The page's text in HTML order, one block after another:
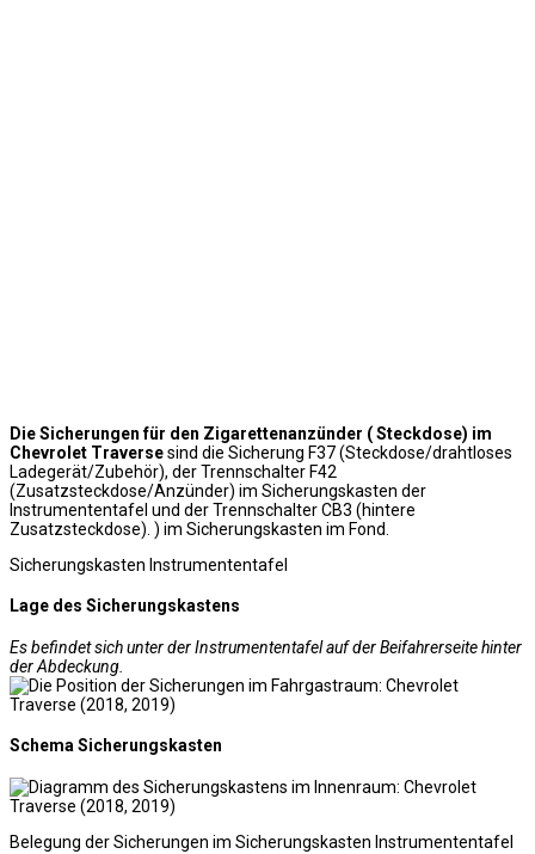
Die Sicherungen für den Zigarettenanzünder ( Steckdose) im
Chevrolet Traversesind die Sicherung F37 (Steckdose/drahtloses
Ladegerät/Zubehör), der Trennschalter F42
(Zusatzsteckdose/Anzünder) im Sicherungskasten der
Instrumententafel und der Trennschalter CB3 (hintere
Zusatzsteckdose). ) im Sicherungskasten im Fond.
Sicherungskasten Instrumententafel
Lage des Sicherungskastens
Es befindet sich unter der Instrumententafel auf der Beifahrerseite hinter
der Abdeckung.
Schema Sicherungskasten
Belegung der Sicherungen im Sicherungskasten Instrumententafel